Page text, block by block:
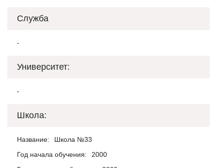
Служба
-
Университет:
-
Школа:
Название:
Школа №33
Год начала обучения:
2000